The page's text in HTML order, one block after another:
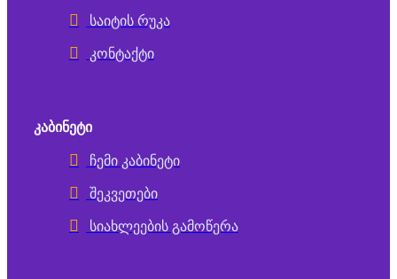
საიტის რუკა
კონტაქტი
ᲙᲐᲑᲘᲜᲔᲢᲘ
ჩემი კაბინეტი
შეკვეთები
სიახლეების გამოწერა